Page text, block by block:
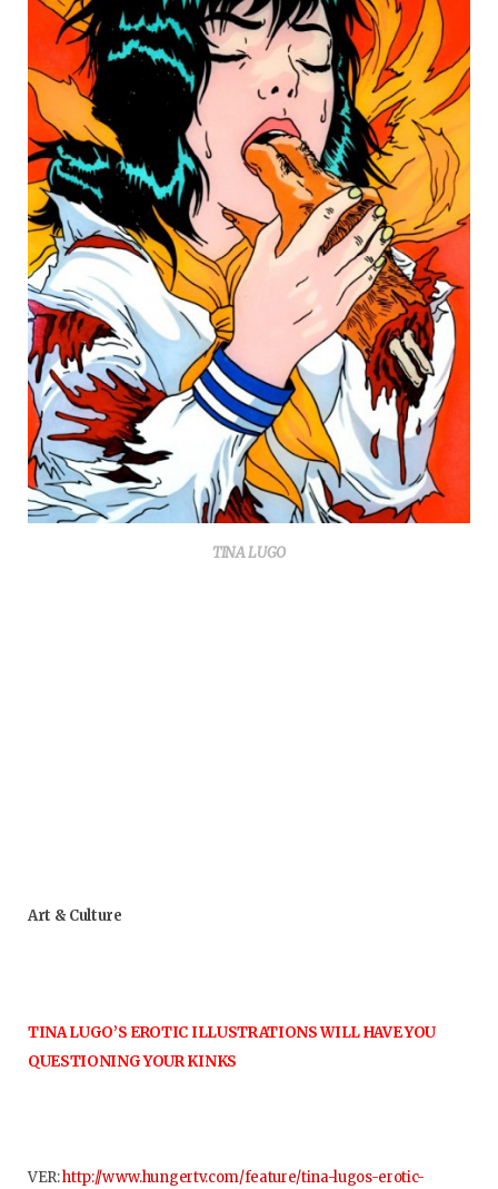
TINA LUGO
Art & Culture
TINA LUGO’S EROTIC ILLUSTRATIONS WILL HAVE YOU
QUESTIONING YOUR KINKS
VER:http://www.hungertv.com/feature/tina-lugos-erotic-